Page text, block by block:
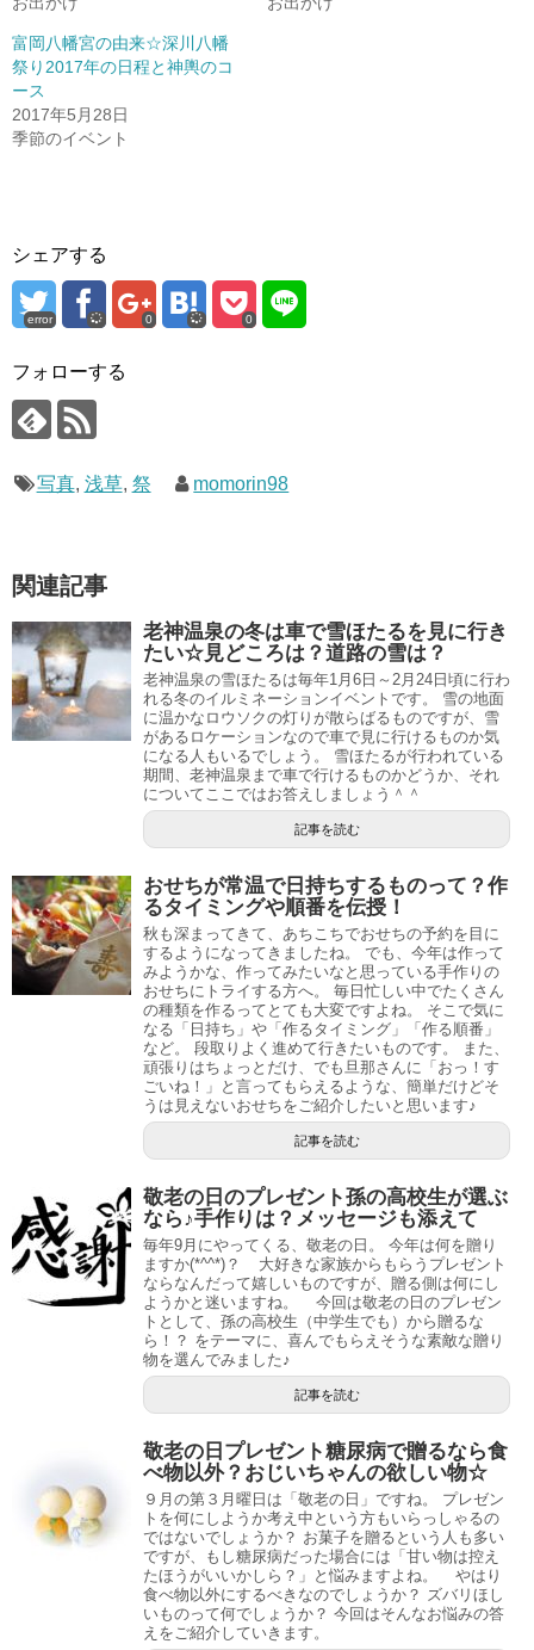
富岡八幡宮の由来☆深川八幡
祭り2017年の日程と神輿のコ
ース
2017年5月28日
季節のイベント
シェアする
error 0 0
フォローする
写真, 浅草, 祭 momorin98
関連記事
老神温泉の冬は車で雪ほたるを見に行き
たい☆見どころは？道路の雪は？
老神温泉の雪ほたるは毎年1月6日～2月24日頃に行わ
れる冬のイルミネーションイベントです。 雪の地面
に温かなロウソクの灯りが散らばるものですが、雪
があるロケーションなので車で見に行けるものか気
になる人もいるでしょう。 雪ほたるが行われている
期間、老神温泉まで車で行けるものかどうか、それ
についてここではお答えしましょう＾＾
記事を読む
おせちが常温で日持ちするものって？作
るタイミングや順番を伝授！
秋も深まってきて、あちこちでおせちの予約を目に
するようになってきましたね。 でも、今年は作って
みようかな、作ってみたいなと思っている手作りの
おせちにトライする方へ。 毎日忙しい中でたくさん
の種類を作るってとても大変ですよね。 そこで気に
なる「日持ち」や「作るタイミング」「作る順番」
など。 段取りよく進めて行きたいものです。 また、
頑張りはちょっとだけ、でも旦那さんに「おっ！す
ごいね！」と言ってもらえるような、簡単だけどそ
うは見えないおせちをご紹介したいと思います♪
記事を読む
敬老の日のプレゼント孫の高校生が選ぶ
なら♪手作りは？メッセージも添えて
毎年9月にやってくる、敬老の日。 今年は何を贈り
ますか(*^^*)？ 大好きな家族からもらうプレゼント
ならなんだって嬉しいものですが、贈る側は何にし
ようかと迷いますね。 今回は敬老の日のプレゼン
トとして、孫の高校生（中学生でも）から贈るな
ら！？ をテーマに、喜んでもらえそうな素敵な贈り
物を選んでみました♪
記事を読む
敬老の日プレゼント糖尿病で贈るなら食
べ物以外？おじいちゃんの欲しい物☆
９月の第３月曜日は「敬老の日」ですね。 プレゼン
トを何にしようか考え中という方もいらっしゃるの
ではないでしょうか？ お菓子を贈るという人も多い
ですが、もし糖尿病だった場合には「甘い物は控え
たほうがいいかしら？」と悩みますよね。 やはり
食べ物以外にするべきなのでしょうか？ ズバリほし
いものって何でしょうか？ 今回はそんなお悩みの答
えをご紹介していきます。